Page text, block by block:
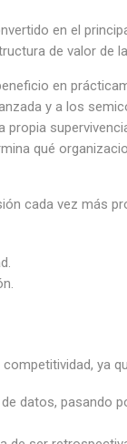
en el
de valor de
en
y a los
qué
cada vez más
ya
datos, pasando